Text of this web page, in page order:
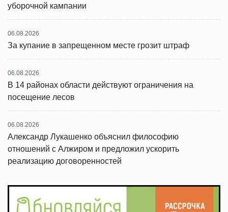
уборочной кампании
06.08.2026
За купание в запрещенном месте грозит штраф
06.08.2026
В 14 районах области действуют ограничения на
посещение лесов
06.08.2026
Александр Лукашенко объяснил философию
отношений с Алжиром и предложил ускорить
реализацию договоренностей